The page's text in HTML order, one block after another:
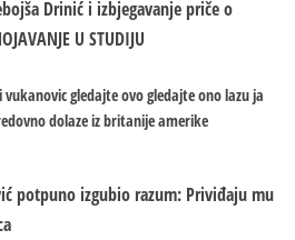
Drinić i izbjegavanje priče o
U STUDIJU
vukanovic gledajte ovo gledajte ono lazu ja
dolaze iz britanije amerike
potpuno izgubio razum: Priviđaju mu